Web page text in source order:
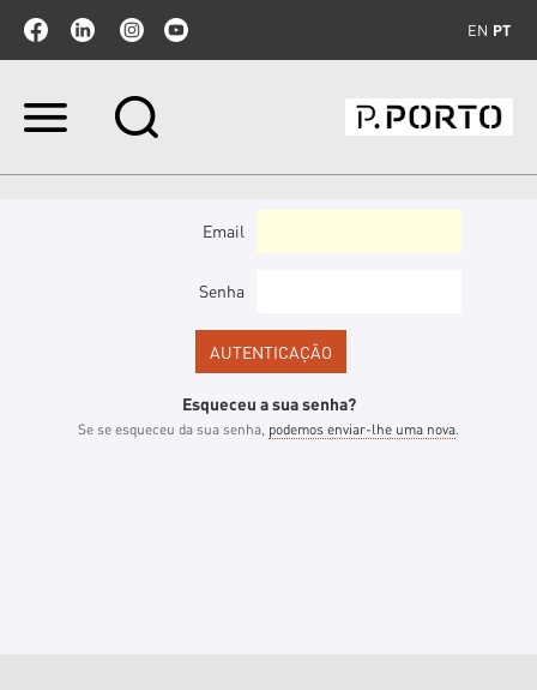
EN PT
Ir
Email
Senha
Esqueceu a sua senha?
Se se esqueceu da sua senha, podemos enviar-lhe uma nova.